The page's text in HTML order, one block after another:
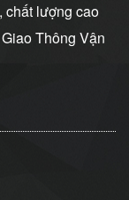
chất lượng cao
Thông Vận